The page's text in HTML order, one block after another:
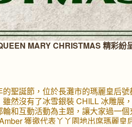
MARY CHRISTMAS 精彩紛
聖誕節，位於長灘市的瑪麗皇后號
然沒有了冰雪銀裝 CHILL 冰雕展
和互動活動為主題，讓大家過一個
獲邀代表丫丫園地出席瑪麗皇